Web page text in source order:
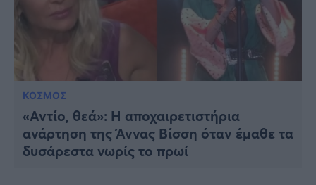
ΚΟΣΜΟΣ
«Αντίο, θεά»: Η αποχαιρετιστήρια
ανάρτηση της Άννας Βίσση όταν έμαθε τα
δυσάρεστα νωρίς το πρωί